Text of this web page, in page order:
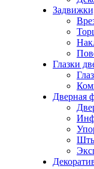
Глазки
Дверная